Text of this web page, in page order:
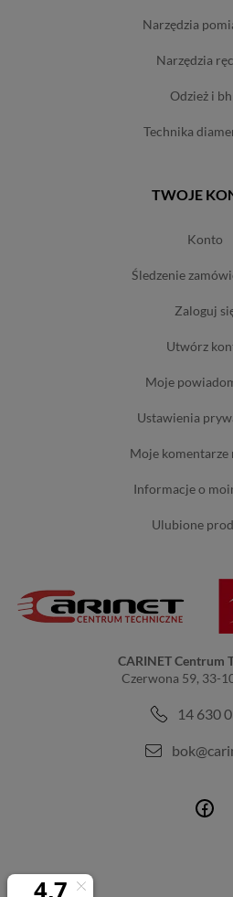
narzędzia
narzędzia
odzież i
technika
TWOJE
konto
śledzenie
zaloguj
utwórz
moje
ustawienia
moje
informacje o
ulubione
CARINET Centrum
Czerwona 59, 33-
14 630